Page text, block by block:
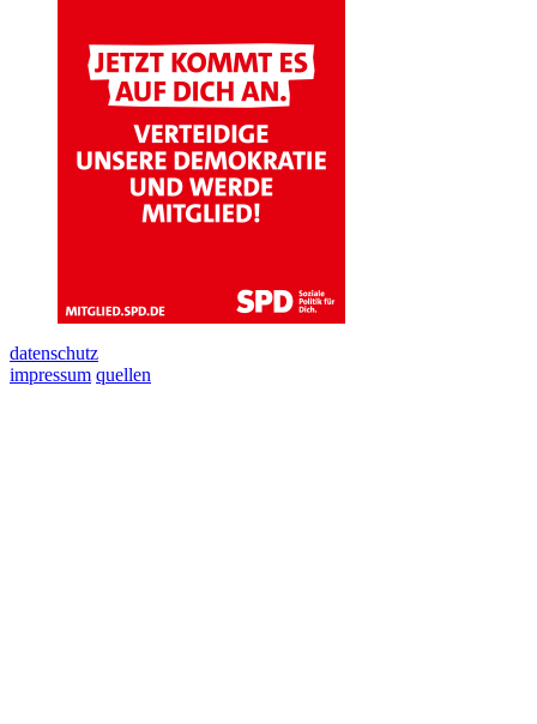
datenschutz
impressum quellen